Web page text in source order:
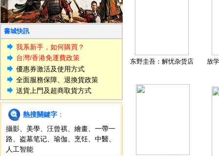
書城快訊
我系新手，如何購買？
台灣/香港免運費政策
優惠券激活及使用方式
全面服務保障、退換貨政策
送貨上門及超商取貨方式
熱搜關鍵字 ：
攝影
美學 汪曾祺 繪畫
一帶一
路
盗墓笔记 瑜伽 烹饪 中醫
人工智能
东野圭吾：解忧杂货店 放